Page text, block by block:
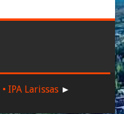
• IPA Larissas ►